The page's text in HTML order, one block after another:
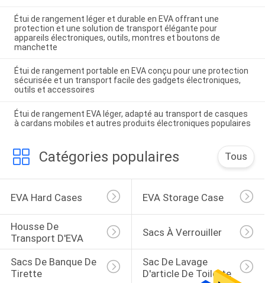
Étui de rangement léger et durable en EVA offrant une
protection et une solution de transport élégante pour
appareils électroniques, outils, montres et boutons de
manchette
Étui de rangement portable en EVA conçu pour une protection
sécurisée et un transport facile des gadgets électroniques,
outils et accessoires
Étui de rangement EVA léger, adapté au transport de casques
à cardans mobiles et autres produits électroniques populaires
Catégories populaires Tous
EVA Hard Cases EVA Storage Case
Housse De
Transport D'EVA
Sacs À Verrouiller
Sacs De Banque De
Tirette
Sac De Lavage
D'article De Toilette